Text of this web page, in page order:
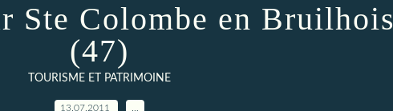
Ste Colombe en Bruilhois
(47)
TOURISME ET PATRIMOINE
13.07.2011